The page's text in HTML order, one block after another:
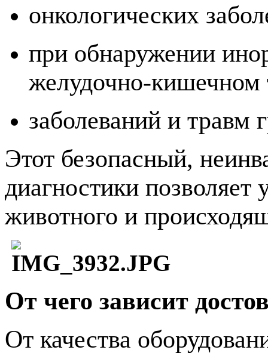
онкологических
при обнаружении
желудочно-кишечном
заболеваний и травм
Этот безопасный,
диагностики позволяет
животного и
От чего зависит
От качества